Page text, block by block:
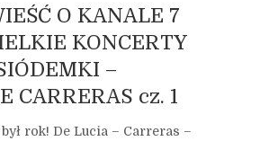
O KANALE 7
KONCERTY
–
CARRERAS cz. 1
rok! De Lucia – Carreras –